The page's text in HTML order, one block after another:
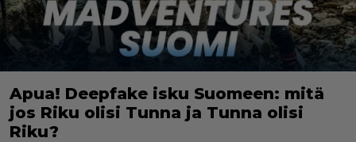
Apua! Deepfake isku Suomeen: mitä
jos Riku olisi Tunna ja Tunna olisi
Riku?